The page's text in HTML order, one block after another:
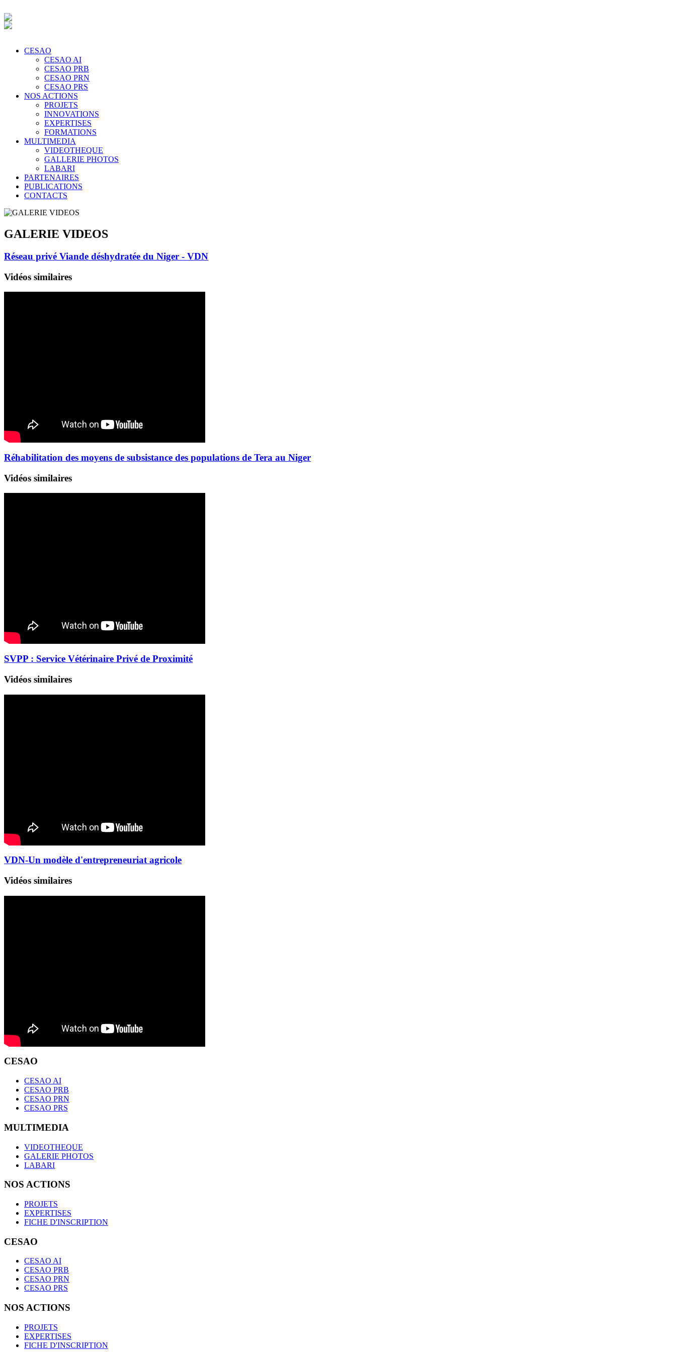
CESAO
CESAO AI
CESAO PRB
CESAO PRN
CESAO PRS
NOS ACTIONS
PROJETS
INNOVATIONS
EXPERTISES
FORMATIONS
MULTIMEDIA
VIDEOTHEQUE
GALLERIE PHOTOS
LABARI
PARTENAIRES
PUBLICATIONS
CONTACTS
GALERIE VIDEOS
Réseau privé Viande déshydratée du Niger - VDN
Vidéos similaires
Réhabilitation des moyens de subsistance des populations de Tera au Niger
Vidéos similaires
SVPP : Service Vétérinaire Privé de Proximité
Vidéos similaires
VDN-Un modèle d'entrepreneuriat agricole
Vidéos similaires
CESAO
CESAO AI
CESAO PRB
CESAO PRN
CESAO PRS
MULTIMEDIA
VIDEOTHEQUE
GALERIE PHOTOS
LABARI
NOS ACTIONS
PROJETS
EXPERTISES
FICHE D'INSCRIPTION
CESAO
CESAO AI
CESAO PRB
CESAO PRN
CESAO PRS
NOS ACTIONS
PROJETS
EXPERTISES
FICHE D'INSCRIPTION